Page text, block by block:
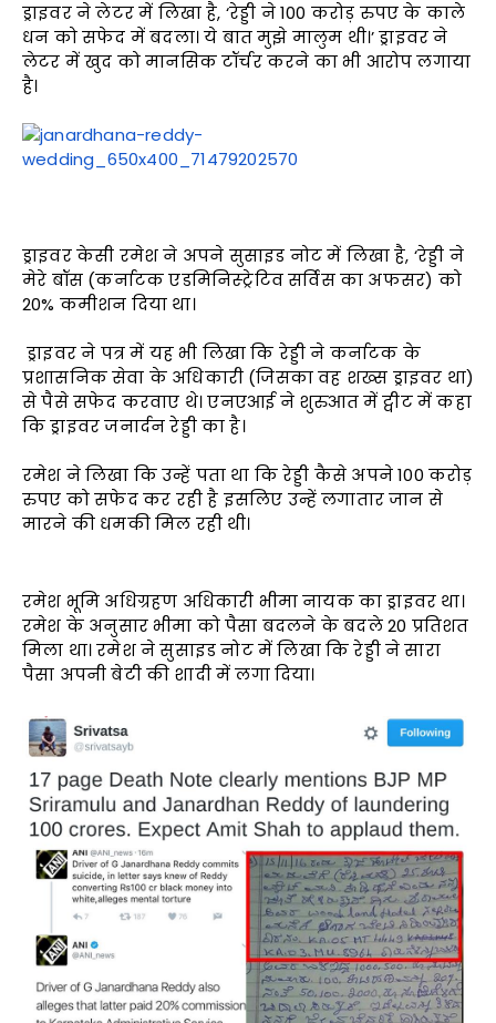
ड्राइवर ने लेटर में लिखा है, ‘रेड्डी ने 100 करोड़ रुपए के काले
धन को सफेद में बदला। ये बात मुझे मालुम थी।’ ड्राइवर ने
लेटर में खुद को मानसिक टॉर्चर करने का भी आरोप लगाया
है।
ड्राइवर केसी रमेश ने अपने सुसाइड नोट में लिखा है, ‘रेड्डी ने
मेरे बॉस (कर्नाटक एडमिनिस्ट्रेटिव सर्विस का अफसर) को
20% कमीशन दिया था।
ड्राइवर ने पत्र में यह भी लिखा कि रेड्डी ने कर्नाटक के
प्रशासनिक सेवा के अधिकारी (जिसका वह शख्स ड्राइवर था)
से पैसे सफेद करवाए थे। एनएआई ने शुरुआत में ट्वीट में कहा
कि ड्राइवर जनार्दन रेड्डी का है।
रमेश ने लिखा कि उन्हें पता था कि रेड्डी कैसे अपने 100 करोड़
रुपए को सफेद कर रही है इसलिए उन्हें लगातार जान से
मारने की धमकी मिल रही थी।
रमेश भूमि अधिग्रहण अधिकारी भीमा नायक का ड्राइवर था।
रमेश के अनुसार भीमा को पैसा बदलने के बदले 20 प्रतिशत
मिला था। रमेश ने सुसाइड नोट में लिखा कि रेड्डी ने सारा
पैसा अपनी बेटी की शादी में लगा दिया।